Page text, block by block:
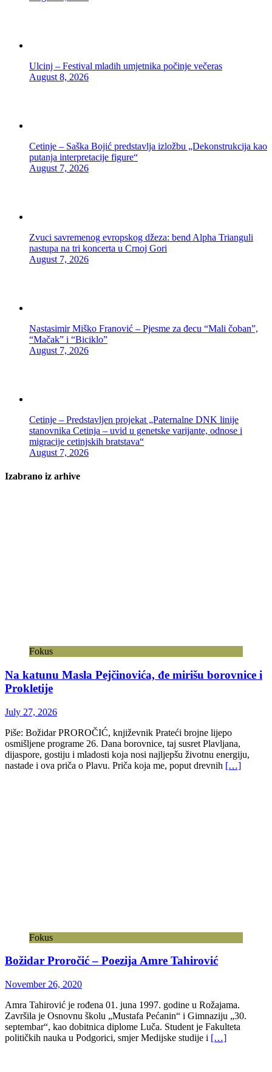
Ulcinj – Festival mladih umjetnika počinje večeras
August 8, 2026
Cetinje – Saška Bojić predstavlja izložbu „Dekonstrukcija kao
putanja interpretacije figure“
August 7, 2026
Zvuci savremenog evropskog džeza: bend Alpha Trianguli
nastupa na tri koncerta u Crnoj Gori
August 7, 2026
Nastasimir Miško Franović – Pjesme za đecu “Mali čoban”,
“Mačak” i “Biciklo”
August 7, 2026
Cetinje – Predstavljen projekat „Paternalne DNK linije
stanovnika Cetinja – uvid u genetske varijante, odnose i
migracije cetinjskih bratstava“
August 7, 2026
Izabrano iz arhive
Fokus
Na katunu Masla Pejčinovića, đe mirišu borovnice i
Prokletije
July 27, 2026
Piše: Božidar PROROČIĆ, književnik Prateći brojne lijepo
osmišljene programe 26. Dana borovnice, taj susret Plavljana,
dijaspore, gostiju i mladosti koja nosi najljepšu životnu energiju,
nastade i ova priča o Plavu. Priča koja me, poput drevnih […]
Fokus
Božidar Proročić – Poezija Amre Tahirović
November 26, 2020
Amra Tahirović je rođena 01. juna 1997. godine u Rožajama.
Završila je Osnovnu školu „Mustafa Pećanin“ i Gimnaziju „30.
septembar“, kao dobitnica diplome Luča. Student je Fakulteta
političkih nauka u Podgorici, smjer Medijske studije i […]